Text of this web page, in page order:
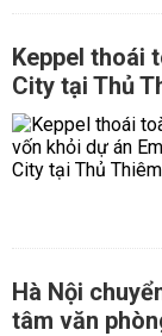
Keppel thoái
City tại Thủ
Hà Nội
tâm văn